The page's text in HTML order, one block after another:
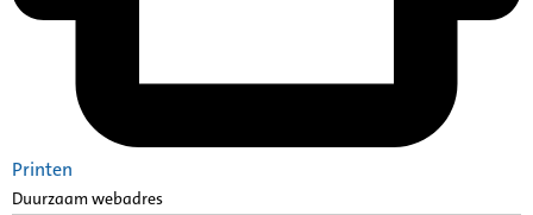
Printen
Duurzaam webadres